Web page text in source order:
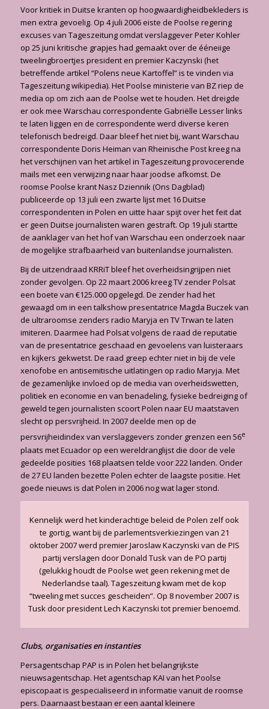
Voor kritiek in Duitse kranten op hoogwaardigheidbekleders is
men extra gevoelig. Op 4 juli 2006 eiste de Poolse regering
excuses van Tageszeitung omdat verslaggever Peter Kohler
op 25 juni kritische grapjes had gemaakt over de ééneiige
tweelingbroertjes president en premier Kaczynski (het
betreffende artikel “Polens neue Kartoffel” is te vinden via
Tageszeitung wikipedia). Het Poolse ministerie van BZ riep de
media op om zich aan de Poolse wet te houden. Het dreigde
er ook mee Warschau correspondente Gabriëlle Lesser links
te laten liggen en de correspondente werd diverse keren
telefonisch bedreigd. Daar bleef het niet bij, want Warschau
correspondente Doris Heiman van Rheinische Post kreeg na
het verschijnen van het artikel in Tageszeitung provocerende
mails met een verwijzing naar haar joodse afkomst. De
roomse Poolse krant Nasz Dziennik (Ons Dagblad)
publiceerde op 13 juli een zwarte lijst met 16 Duitse
correspondenten in Polen en uitte haar spijt over het feit dat
er geen Duitse journalisten waren gestraft. Op 19 juli startte
de aanklager van het hof van Warschau een onderzoek naar
de mogelijke strafbaarheid van buitenlandse journalisten.
Bij de uitzendraad KRRiT bleef het overheidsingrijpen niet
zonder gevolgen. Op 22 maart 2006 kreeg TV zender Polsat
een boete van €125.000 opgelegd. De zender had het
gewaagd om in een talkshow presentatrice Magda Buczek van
de ultraroomse zenders radio Maryja en TV Trwan te laten
imiteren. Daarmee had Polsat volgens de raad de reputatie
van de presentatrice geschaad en gevoelens van luisteraars
en kijkers gekwetst. De raad greep echter niet in bij de vele
xenofobe en antisemitische uitlatingen op radio Maryja. Met
de gezamenlijke invloed op de media van overheidswetten,
politiek en economie en van benadeling, fysieke bedreiging of
geweld tegen journalisten scoort Polen naar EU maatstaven
slecht op persvrijheid. In 2007 deelde men op de
persvrijheidindex van verslaggevers zonder grenzen een 56e
plaats met Ecuador op een wereldranglijst die door de vele
gedeelde posities 168 plaatsen telde voor 222 landen. Onder
de 27 EU landen bezette Polen echter de laagste positie. Het
goede nieuws is dat Polen in 2006 nog wat lager stond.
Kennelijk werd het kinderachtige beleid de Polen zelf ook
te gortig, want bij de parlementsverkiezingen van 21
oktober 2007 werd premier Jaroslaw Kaczynski van de PIS
partij verslagen door Donald Tusk van de PO partij
(gelukkig houdt de Poolse wet geen rekening met de
Nederlandse taal). Tageszeitung kwam met de kop
“tweeling met succes gescheiden”. Op 8 november 2007 is
Tusk door president Lech Kaczynski tot premier benoemd.
Clubs, organisaties en instanties
Persagentschap PAP is in Polen het belangrijkste
nieuwsagentschap. Het agentschap KAI van het Poolse
episcopaat is gespecialiseerd in informatie vanuit de roomse
pers. Daarnaast bestaan er een aantal kleinere